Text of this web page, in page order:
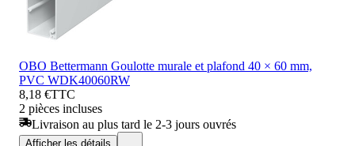
OBO Bettermann Goulotte murale et plafond 40 × 60 mm,
PVC WDK40060RW
8,18 €TTC
2 pièces incluses
Livraison au plus tard le 2-3 jours ouvrés
Afficher les détails